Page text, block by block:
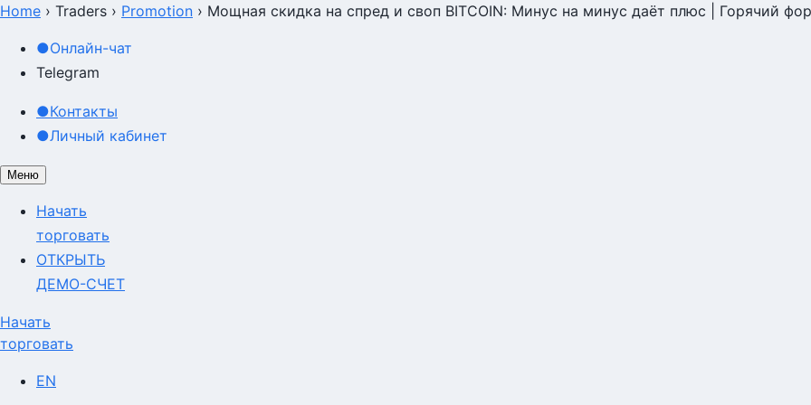
Мощная скидка на спред и своп BITCOIN: Минус на
Home › Traders › Promotion › Мощная скидка на спред и своп BITCOIN: Минус на минус даёт плюс | Горячий
●Онлайн-чат
Telegram
●Контакты
●Личный кабинет
Меню
Начать
торговать
ОТКРЫТЬ
ДЕМО-СЧЕТ
Начать
торговать
EN